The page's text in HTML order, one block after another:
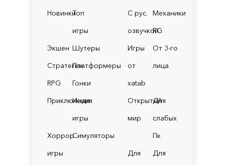
НовинкиТоп
игры
Экшен Шутеры
СтратегииПлатформеры
RPG
Гонки
Приключения
Инди
игры
Хоррор
игры
Симуляторы
С рус.
озвучкой
Механики
RG
Игры
от
xatab
От 3-го
лица
Открытый
мир
Для
слабых
Пк
Для
Для